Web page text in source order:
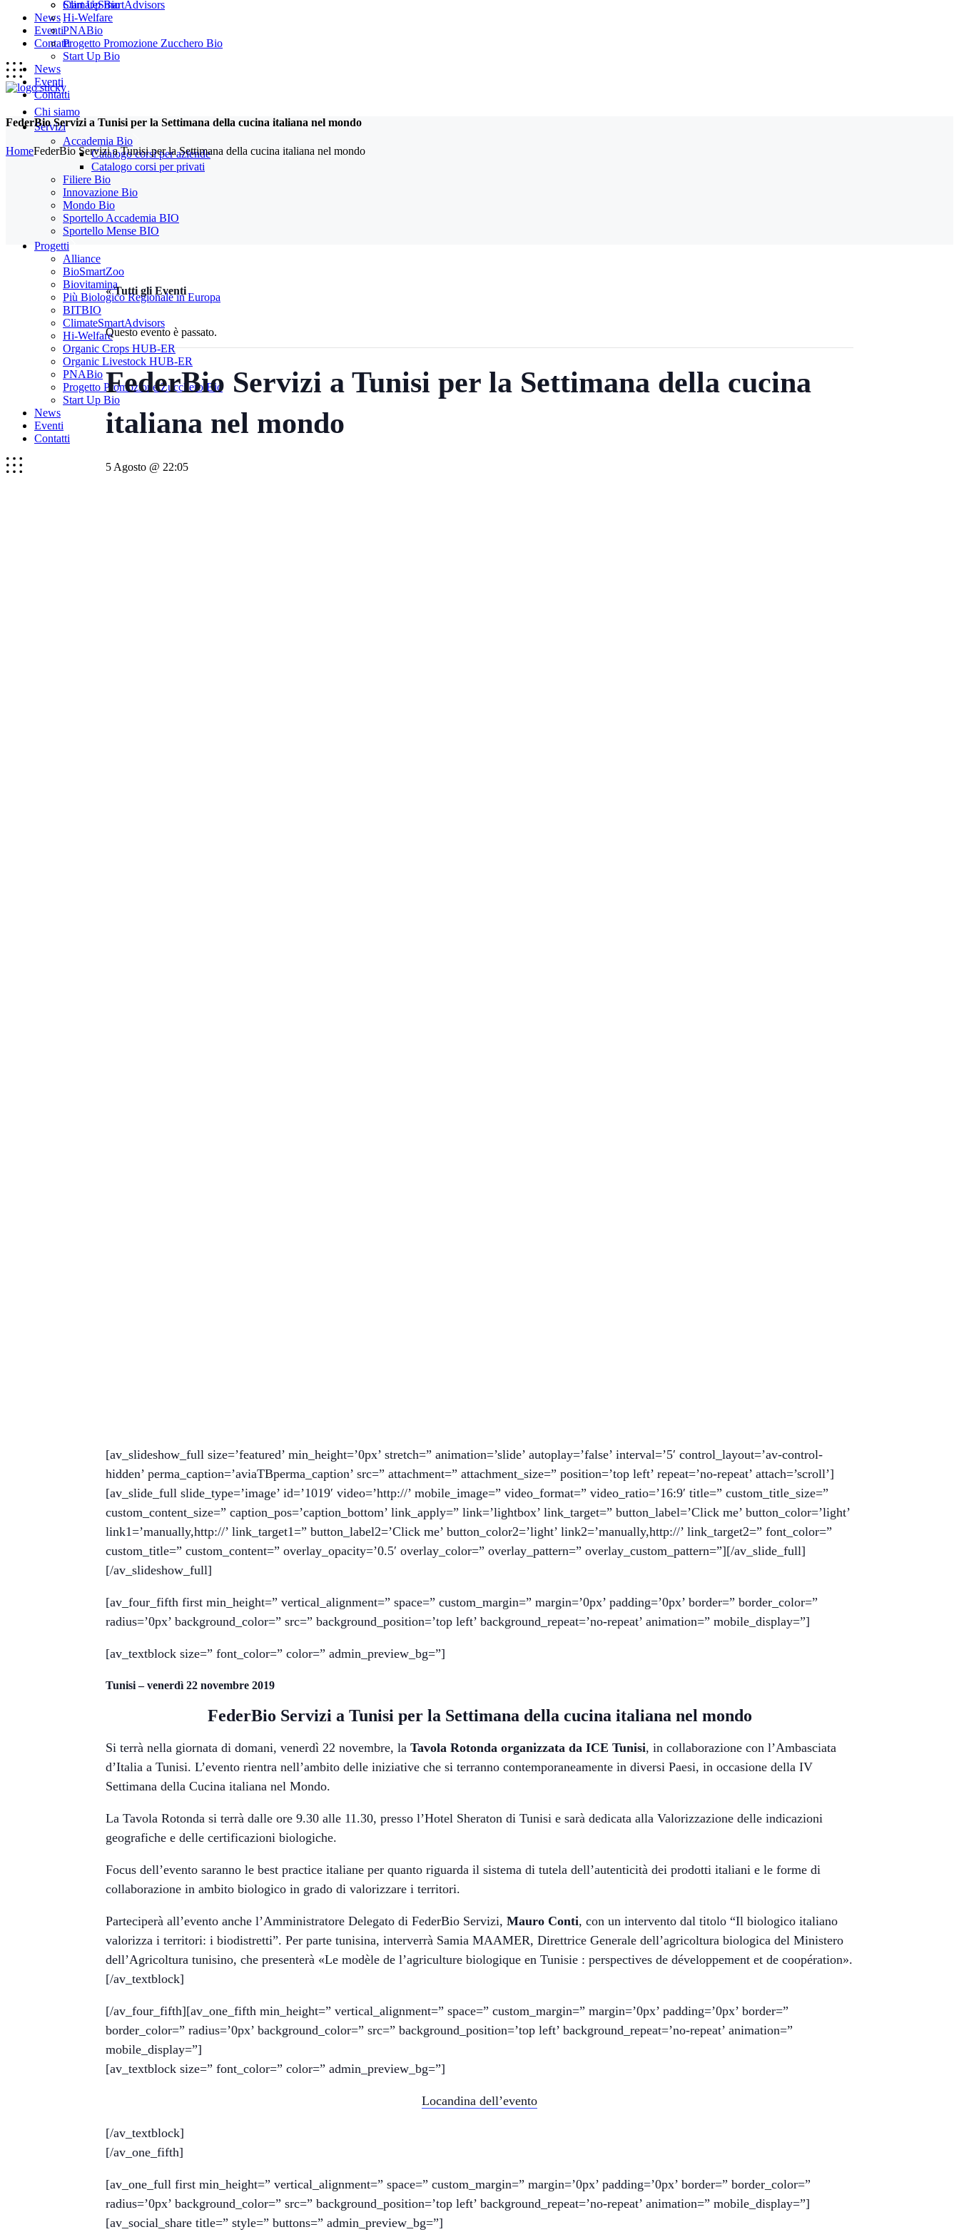
Start Up Bio
News
Eventi
Contatti
Chi siamo
Servizi
Accademia Bio
Catalogo corsi per aziende
Catalogo corsi per privati
Filiere Bio
Innovazione Bio
Mondo Bio
Sportello Accademia BIO
Sportello Mense BIO
Progetti
Alliance
BioSmartZoo
Biovitamina
Più Biologico Regionale in Europa
BITBIO
ClimateSmartAdvisors
Hi-Welfare
Organic Crops HUB-ER
Organic Livestock HUB-ER
PNABio
Progetto Promozione Zucchero Bio
Start Up Bio
News
Eventi
Contatti
ClimateSmartAdvisors
Hi-Welfare
PNABio
Progetto Promozione Zucchero Bio
Start Up Bio
News
Eventi
Contatti
FederBio Servizi a Tunisi per la Settimana della cucina italiana nel mondo
HomeFederBio Servizi a Tunisi per la Settimana della cucina italiana nel mondo
« Tutti gli Eventi
Questo evento è passato.
FederBio Servizi a Tunisi per la Settimana della cucina
italiana nel mondo
5 Agosto @ 22:05
[av_slideshow_full size=’featured’ min_height=’0px’ stretch=” animation=’slide’ autoplay=’false’ interval=’5′ control_layout=’av-control-
hidden’ perma_caption=’aviaTBperma_caption’ src=” attachment=” attachment_size=” position=’top left’ repeat=’no-repeat’ attach=’scroll’]
[av_slide_full slide_type=’image’ id=’1019′ video=’http://’ mobile_image=” video_format=” video_ratio=’16:9′ title=” custom_title_size=”
custom_content_size=” caption_pos=’caption_bottom’ link_apply=” link=’lightbox’ link_target=” button_label=’Click me’ button_color=’light’
link1=’manually,http://’ link_target1=” button_label2=’Click me’ button_color2=’light’ link2=’manually,http://’ link_target2=” font_color=”
custom_title=” custom_content=” overlay_opacity=’0.5′ overlay_color=” overlay_pattern=” overlay_custom_pattern=”][/av_slide_full]
[/av_slideshow_full]
[av_four_fifth first min_height=” vertical_alignment=” space=” custom_margin=” margin=’0px’ padding=’0px’ border=” border_color=”
radius=’0px’ background_color=” src=” background_position=’top left’ background_repeat=’no-repeat’ animation=” mobile_display=”]
[av_textblock size=” font_color=” color=” admin_preview_bg=”]
Tunisi – venerdì 22 novembre 2019
FederBio Servizi a Tunisi per la Settimana della cucina italiana nel mondo
Si terrà nella giornata di domani, venerdì 22 novembre, la Tavola Rotonda organizzata da ICE Tunisi, in collaborazione con l’Ambasciata
d’Italia a Tunisi. L’evento rientra nell’ambito delle iniziative che si terranno contemporaneamente in diversi Paesi, in occasione della IV
Settimana della Cucina italiana nel Mondo.
La Tavola Rotonda si terrà dalle ore 9.30 alle 11.30, presso l’Hotel Sheraton di Tunisi e sarà dedicata alla Valorizzazione delle indicazioni
geografiche e delle certificazioni biologiche.
Focus dell’evento saranno le best practice italiane per quanto riguarda il sistema di tutela dell’autenticità dei prodotti italiani e le forme di
collaborazione in ambito biologico in grado di valorizzare i territori.
Parteciperà all’evento anche l’Amministratore Delegato di FederBio Servizi, Mauro Conti, con un intervento dal titolo “Il biologico italiano
valorizza i territori: i biodistretti”. Per parte tunisina, interverrà Samia MAAMER, Direttrice Generale dell’agricoltura biologica del Ministero
dell’Agricoltura tunisino, che presenterà «Le modèle de l’agriculture biologique en Tunisie : perspectives de développement et de coopération».
[/av_textblock]
[/av_four_fifth][av_one_fifth min_height=” vertical_alignment=” space=” custom_margin=” margin=’0px’ padding=’0px’ border=”
border_color=” radius=’0px’ background_color=” src=” background_position=’top left’ background_repeat=’no-repeat’ animation=”
mobile_display=”]
[av_textblock size=” font_color=” color=” admin_preview_bg=”]
Locandina dell’evento
[/av_textblock]
[/av_one_fifth]
[av_one_full first min_height=” vertical_alignment=” space=” custom_margin=” margin=’0px’ padding=’0px’ border=” border_color=”
radius=’0px’ background_color=” src=” background_position=’top left’ background_repeat=’no-repeat’ animation=” mobile_display=”]
[av_social_share title=” style=” buttons=” admin_preview_bg=”]